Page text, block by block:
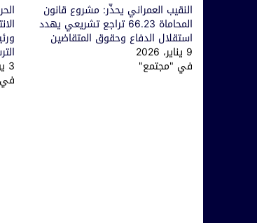
النقيب العمراني يحذّر: مشروع قانون
المحاماة 66.23 تراجع تشريعي يهدد
استقلال الدفاع وحقوق المتقاضين
9 يناير، 2026
في "مجتمع" 3 يوليو، 2026
في